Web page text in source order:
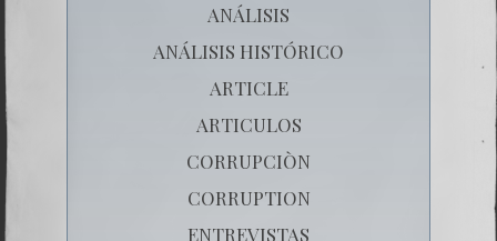
ANÁLISIS
ANÁLISIS HISTÓRICO
ARTICLE
ARTICULOS
CORRUPCIÒN
CORRUPTION
ENTREVISTAS